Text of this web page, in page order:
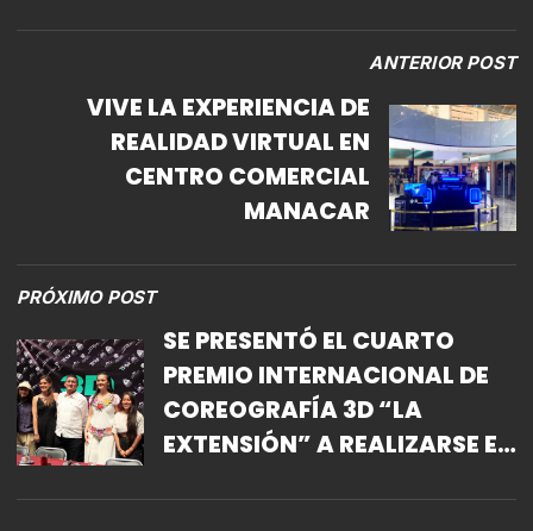
ANTERIOR POST
VIVE LA EXPERIENCIA DE
REALIDAD VIRTUAL EN
CENTRO COMERCIAL
MANACAR
PRÓXIMO POST
SE PRESENTÓ EL CUARTO
PREMIO INTERNACIONAL DE
COREOGRAFÍA 3D “LA
EXTENSIÓN” A REALIZARSE EN